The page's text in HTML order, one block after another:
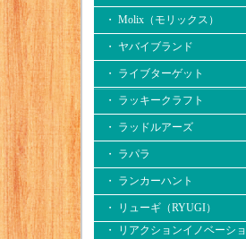
・ Molix（モリックス）
・ ヤバイブランド
・ ライブターゲット
・ ラッキークラフト
・ ラッドルアーズ
・ ラパラ
・ ランカーハント
・ リューギ（RYUGI）
・ リアクションイノベーショ